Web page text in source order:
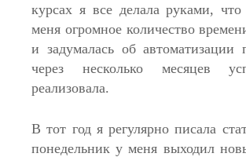
курсах я все делала руками,
меня огромное количество
и задумалась об автоматизации
через несколько месяцев
реализовала.
В тот год я регулярно писала
понедельник у меня выходил